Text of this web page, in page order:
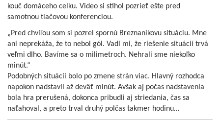
kouč domáceho celku. Video si stihol pozrieť ešte pred
samotnou tlačovou konferenciou.
„Pred chvíľou som si pozrel spornú Breznanikovu situáciu. Mne
ani neprekáža, že to nebol gól. Vadí mi, že riešenie situácií trvá
veľmi dlho. Bavíme sa o milimetroch. Nehrali sme niekoľko
minút.“
Podobných situácii bolo po zmene strán viac. Hlavný rozhodca
napokon nadstavil až deväť minút. Avšak aj počas nadstavenia
bola hra prerušená, dokonca pribudli aj striedania, čas sa
naťahoval, a preto trval druhý polčas takmer hodinu…